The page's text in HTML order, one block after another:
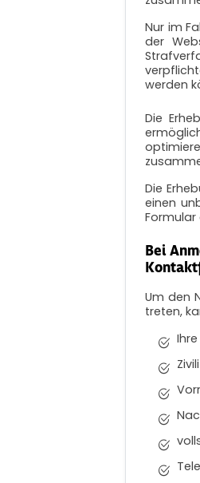
Nur im
der
werden
Die
Die
einen
Bei
Um den
treten,